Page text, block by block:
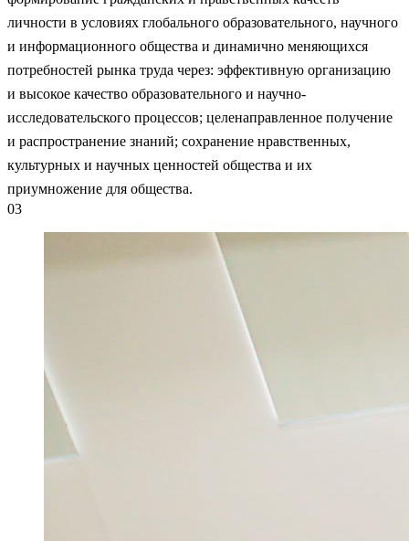
личности в условиях глобального образовательного, научного
и информационного общества и динамично меняющихся
потребностей рынка труда через: эффективную организацию
и высокое качество образовательного и научно-
исследовательского процессов; целенаправленное получение
и распространение знаний; сохранение нравственных,
культурных и научных ценностей общества и их
приумножение для общества.
03